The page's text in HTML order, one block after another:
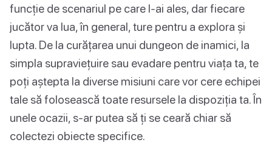
funcție de scenariul pe care l-ai ales, dar fiecare
jucător va lua, în general, ture pentru a explora și
lupta. De la curățarea unui dungeon de inamici, la
simpla supraviețuire sau evadare pentru viața ta, te
poți aștepta la diverse misiuni care vor cere echipei
tale să folosească toate resursele la dispoziția ta. În
unele ocazii, s-ar putea să ți se ceară chiar să
colectezi obiecte specifice.